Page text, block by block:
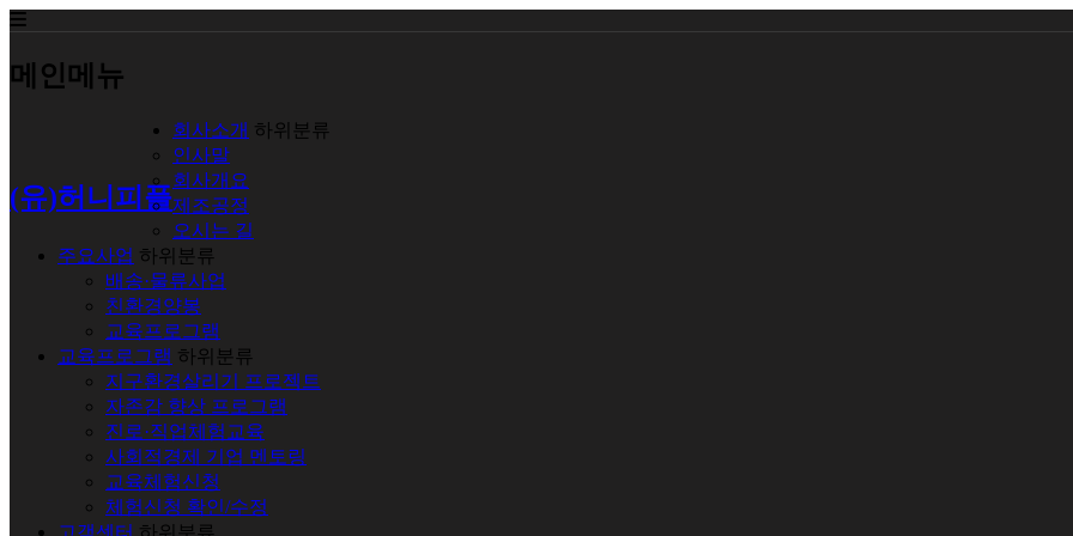
메인메뉴
(유)허니피플
회사소개 하위분류
인사말
회사개요
제조공정
오시는 길
주요사업 하위분류
배송·물류사업
친환경양봉
교육프로그램
교육프로그램 하위분류
지구환경살리기 프로젝트
자존감 향상 프로그램
진로·직업체험교육
사회적경제 기업 멘토링
교육체험신청
체험신청 확인/수정
고객센터 하위분류